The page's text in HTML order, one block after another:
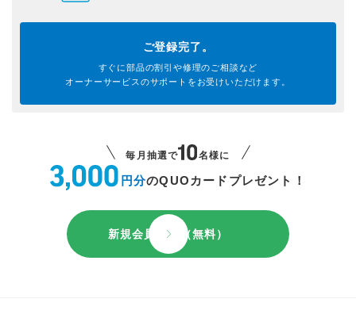
ご登録完了。
すぐに部品の割引や修理のご相談など
オーナーサービスのサポートを お受けいただけます。
毎月抽選で 名様に
円分のQUOカードプレゼント！
新規会員登録（無料）